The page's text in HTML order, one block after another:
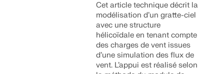
Cet article technique décrit la
modélisation d’un gratte-ciel
avec une structure
hélicoïdale en tenant compte
des charges de vent issues
d’une simulation des flux de
vent. L’appui est réalisé selon